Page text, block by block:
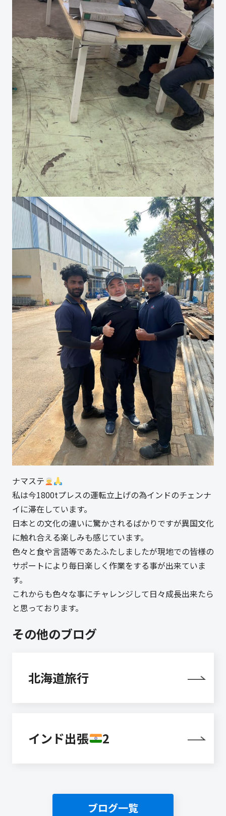
ナマステ
私は今1800tプレスの運転立上げの為インドのチェンナ
イに滞在しています。
日本との文化の違いに驚かされるばかりですが異国文化
に触れ合える楽しみも感じています。
色々と食や言語等であたふたしましたが現地での皆様の
サポートにより毎日楽しく作業をする事が出来ていま
す。
これからも色々な事にチャレンジして日々成長出来たら
と思っております。
その他のブログ
北海道旅行
インド出張 2
ブログ一覧